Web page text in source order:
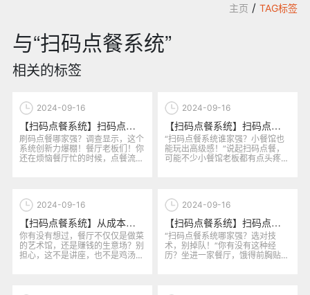
主页 /TAG标签
与“扫码点餐系统”
相关的标签
2024-09-16
【扫码点餐系统】扫码点餐系统选哪个能带来更多创新功能？市场调研结果公布
刷码点餐哪家强？调查显示，这个
系统创新力爆棚！餐厅老板们！你
还在烦恼餐厅忙的时候，点餐流程
2024-09-16
【扫码点餐系统】扫码点餐系统选哪个最划算？从小型餐饮企业需求出发的深度研究
“扫码点餐系统谁家强？小餐馆也
能玩出高级感！”说起扫码点餐，
可能不少小餐馆老板都有点头疼。
2024-09-16
【扫码点餐系统】从成本到效益，扫码点餐系统选哪个能最大化提升餐饮利润？
你有没有想过，餐厅不仅仅是做菜
的艺术馆，还是赚钱的生意场？别
担心，这不是讲座，也不是鸡汤。
2024-09-16
【扫码点餐系统】扫码点餐系统选哪个？从行业口碑到技术支持的多维度分析
“扫码点餐系统哪家强？选对技
术，别掉队！”你有没有这种经
历？坐进一家餐厅，饿得前胸贴后